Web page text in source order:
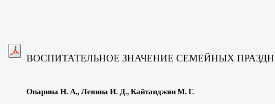
ВОСПИТАТЕЛЬНОЕ ЗНАЧЕНИЕ СЕМЕЙНЫХ
Опарина Н. А., Левина И. Д., Кайтанджян М. Г.